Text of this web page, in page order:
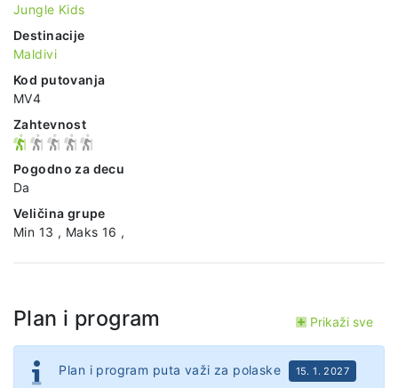
Jungle Kids
Destinacije
Maldivi
Kod putovanja
MV4
Zahtevnost
Pogodno za decu
Da
Veličina grupe
Min 13 , Maks 16 ,
Plan i program Prikaži sve
Plan i program puta važi za polaske 15. 1. 2027